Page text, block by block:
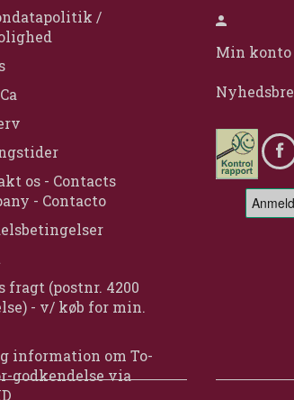
/
os - Contacts
- Contacto
fragt (postnr. 4200
- v/ køb for min.
information om To-
godkendelse via
Min konto